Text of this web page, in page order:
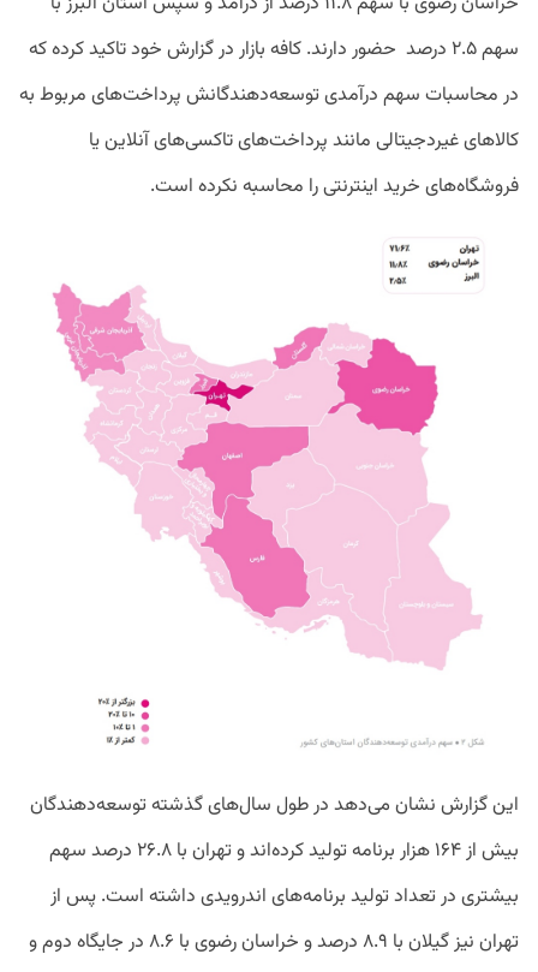
سهم ۲.۵ درصد حضور دارند. کافه بازار در گزارش خود تاکید کرده که
در محاسبات سهم درآمدی توسعه‌دهندگانش پرداخت‌های مربوط به
کالاهای غیردجیتالی مانند پرداخت‌های تاکسی‌های آنلاین یا
فروشگاه‌های خرید اینترنتی را محاسبه نکرده‌ است.
این گزارش نشان می‌دهد در طول سال‌های گذشته توسعه‌دهندگان
بیش از ۱۶۴ هزار برنامه تولید کرده‌اند و تهران با ۲۶.۸ درصد سهم
بیشتری در تعداد تولید برنامه‌های اندرویدی داشته است. پس از
تهران نیز گیلان با ۸.۹ درصد و خراسان رضوی با ۸.۶ در جایگاه دوم و